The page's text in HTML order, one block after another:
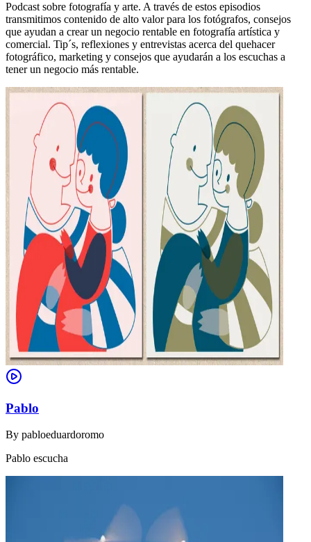
Podcast sobre fotografía y arte. A través de estos episodios
transmitimos contenido de alto valor para los fotógrafos, consejos
que ayudan a crear un negocio rentable en fotografía artística y
comercial. Tip´s, reflexiones y entrevistas acerca del quehacer
fotográfico, marketing y consejos que ayudarán a los escuchas a
tener un negocio más rentable.
Pablo
By pabloeduardoromo
Pablo escucha